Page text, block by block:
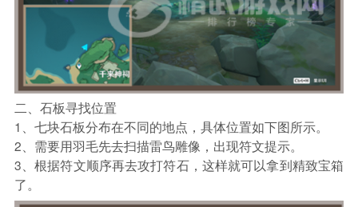
二、石板寻找位置
1、七块石板分布在不同的地点，具体位置如下图所示。
2、需要用羽毛先去扫描雷鸟雕像，出现符文提示。
3、根据符文顺序再去攻打符石，这样就可以拿到精致宝箱
了。